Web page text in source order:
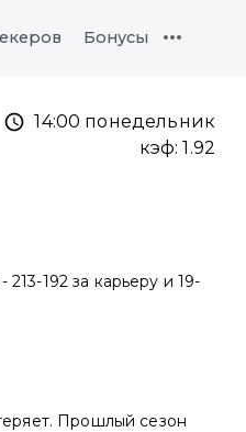
Бонусы
14:00 понедельник
кэф:1.92
192 за карьеру и 19-
Прошлый сезон